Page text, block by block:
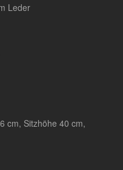
Leder
cm, Sitzhöhe 40 cm,